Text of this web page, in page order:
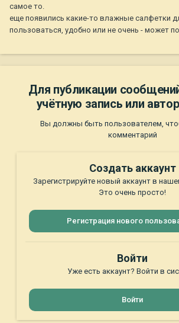
самое то.
еще появились какие-то влажные салфетки
пользоваться, удобно или не очень - может
Для публикации
учётную запись или
Вы должны быть пользователем,
комментарий
Создать аккаунт
Зарегистрируйте новый аккаунт в
Это очень просто!
Регистрация нового
Войти
Уже есть аккаунт? Войти в
Войти